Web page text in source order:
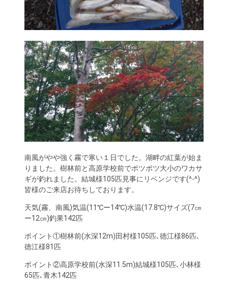
南風がやや強く霧で寒い１日でした。湖畔の紅葉が始ま
りました。樹林前と高原学校前でポツポツ大小のワカサ
ギが釣れました。結城様105匹見事にリベンジです(^-^)
皆様のご来店お待ちしております。
天気(霧、南風)気温(11℃ー14℃)水温(17.8℃)サイズ(7㎝
ー12㎝)釣果142匹
ポイント①樹林前(水深12m)田村様105匹､徳江様86匹､
徳江様81匹
ポイント②高原学校前(水深11.5m)結城様105匹､小林様
65匹､青木142匹